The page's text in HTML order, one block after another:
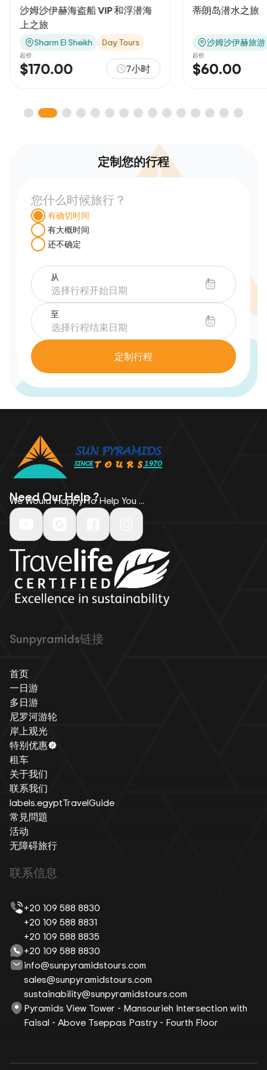
沙姆沙伊赫海盗船 VIP 和浮潜海
上之旅
Sharm El Sheikh Day Tours
起价
$170.00 7小时
蒂朗岛潜水之旅
沙姆沙伊赫旅游
起价
$60.00
定制您的行程
您什么时候旅行？
有确切时间
有大概时间
还不确定
从
至
定制行程
Need Our Help ?
We Would Happy To Help You ...
Sunpyramids链接
首页
一日游
多日游
尼罗河游轮
岸上观光
特别优惠
租车
关于我们
联系我们
labels.egyptTravelGuide
常見問題
活动
无障碍旅行
联系信息
+20 109 588 8830
+20 109 588 8831
+20 109 588 8835
+20 109 588 8830
info@sunpyramidstours.com
sales@sunpyramidstours.com
sustainability@sunpyramidstours.com
Pyramids View Tower - Mansourieh Intersection with
Faisal - Above Tseppas Pastry - Fourth Floor